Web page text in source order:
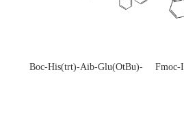
Boc-His(trt)-Aib-Glu(OtBu)-
Fmoc-